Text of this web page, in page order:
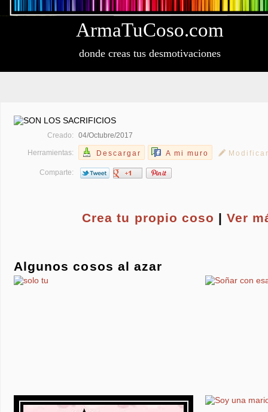
ArmaTuCoso.com
donde creas tus desmotivaciones
Creado: 04/Octubre/2017
Herramientas: Descargar A mi muro
Comparte:
Crea tu propio coso |Ver
Algunos cosos al azar